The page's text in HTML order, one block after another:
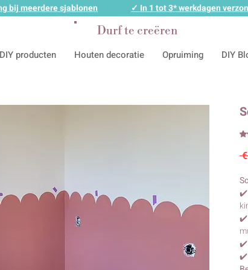
bij meerdere sjablonen ✓ In 1 tot 3* werkdagen
Durf te creëren
DIY producten Houten decoratie Opruiming DIY
€
✔️
✔️
✔️
✔️